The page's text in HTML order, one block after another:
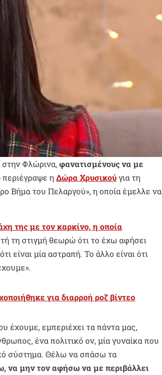
στην Φλώρινα,φανατισμένους να με
περιέγραψε ηΔώρα Χρυσικούγια τη
Βήμα του Πελαργού», η οποία έμελλε να
της με τον καρκίνο, η οποία
τη στιγμή θεωρώ ότι το έχω αφήσει
μία αστραπή. Το άλλο είναι ότι
για διαρροή ροζ βίντεο
έχουμε, εμπεριέχει τα πάντα μας,
ένα πολιτικό ον, μία γυναίκα που
σύστημα. Θέλω να σπάσω τα
να μην τον αφήσω να με περιβάλλει